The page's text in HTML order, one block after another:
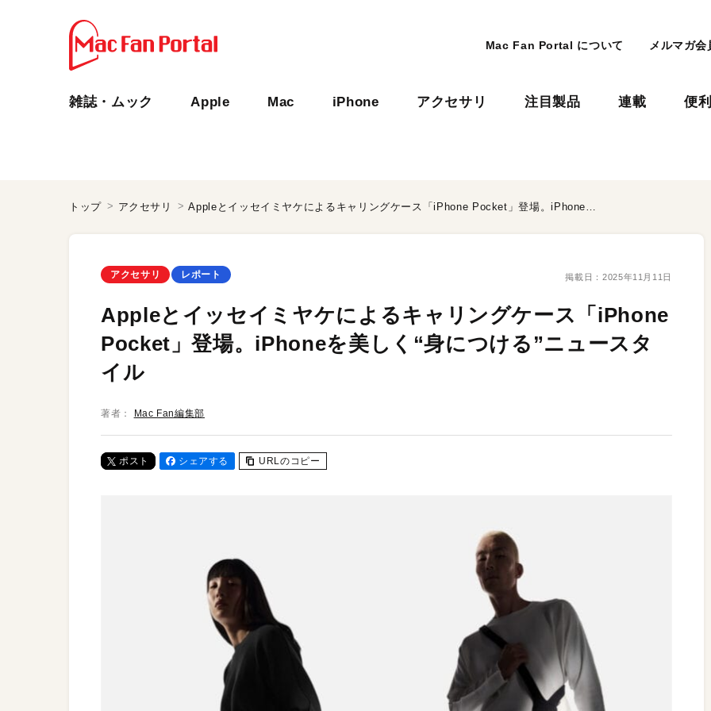
Mac Fan Portal について メルマガ会
雑誌・ムック Apple Mac iPhone アクセサリ 注目製品 連載 便
トップ アクセサリ Appleとイッセイミヤケによるキャリングケース「iPhone Pocket」登場。iPhoneを美しく“身につける”ニュースタイル
アクセサリ レポート 掲載日： 2025年11月11日
Appleとイッセイミヤケによるキャリングケース「iPhone
Pocket」登場。iPhoneを美しく“身につける”ニュースタ
イル
著者： Mac Fan編集部
ポスト シェアする URLのコピー